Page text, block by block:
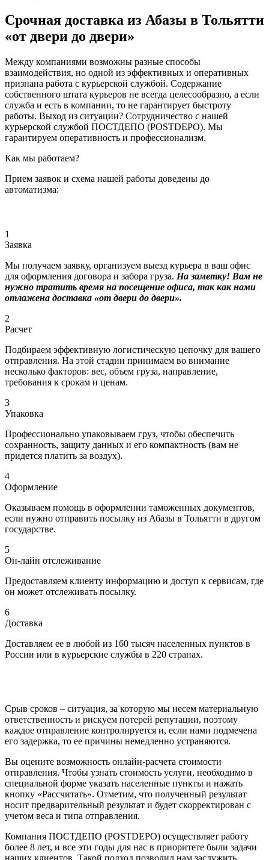
Срочная доставка из Абазы в Тольятти
«от двери до двери»
Между компаниями возможны разные способы
взаимодействия, но одной из эффективных и оперативных
признана работа с курьерской службой. Содержание
собственного штата курьеров не всегда целесообразно, а если
служба и есть в компании, то не гарантирует быстроту
работы. Выход из ситуации? Сотрудничество с нашей
курьерской службой ПОСТДЕПО (POSTDEPO). Мы
гарантируем оперативность и профессионализм.
Как мы работаем?
Прием заявок и схема нашей работы доведены до
автоматизма:
1
Заявка
Мы получаем заявку, организуем выезд курьера в ваш офис
для оформления договора и забора груза. На заметку! Вам не
нужно тратить время на посещение офиса, так как нами
отлажена доставка «от двери до двери».
2
Расчет
Подбираем эффективную логистическую цепочку для вашего
отправления. На этой стадии принимаем во внимание
несколько факторов: вес, объем груза, направление,
требования к срокам и ценам.
3
Упаковка
Профессионально упаковываем груз, чтобы обеспечить
сохранность, защиту данных и его компактность (вам не
придется платить за воздух).
4
Оформление
Оказываем помощь в оформлении таможенных документов,
если нужно отправить посылку из Абазы в Тольятти в другом
государстве.
5
Он-лайн отслеживание
Предоставляем клиенту информацию и доступ к сервисам, где
он может отслеживать посылку.
6
Доставка
Доставляем ее в любой из 160 тысяч населенных пунктов в
России или в курьерские службы в 220 странах.
Срыв сроков – ситуация, за которую мы несем материальную
ответственность и рискуем потерей репутации, поэтому
каждое отправление контролируется и, если нами подмечена
его задержка, то ее причины немедленно устраняются.
Вы оцените возможность онлайн-расчета стоимости
отправления. Чтобы узнать стоимость услуги, необходимо в
специальной форме указать населенные пункты и нажать
кнопку «Рассчитать». Отметим, что полученный результат
носит предварительный результат и будет скорректирован с
учетом веса и типа отправления.
Компания ПОСТДЕПО (POSTDEPO) осуществляет работу
более 8 лет, и все эти годы для нас в приоритете были задачи
наших клиентов. Такой подход позволил нам заслужить